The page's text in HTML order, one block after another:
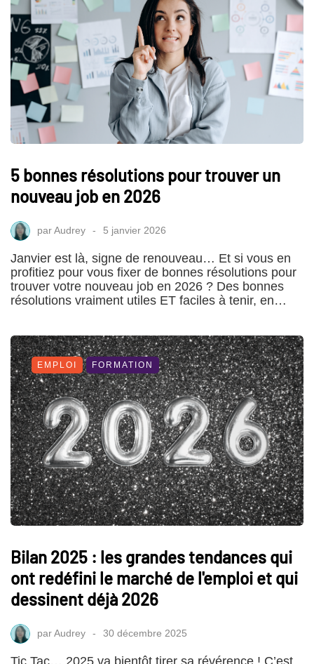
5 bonnes résolutions pour trouver un
nouveau job en 2026
parAudrey 5 janvier 2026
Janvier est là, signe de renouveau… Et si vous en
profitiez pour vous fixer de bonnes résolutions pour
trouver votre nouveau job en 2026 ? Des bonnes
résolutions vraiment utiles ET faciles à tenir, en…
EMPLOI FORMATION
Bilan 2025 : les grandes tendances qui
ont redéfini le marché de l'emploi et qui
dessinent déjà 2026
parAudrey 30 décembre 2025